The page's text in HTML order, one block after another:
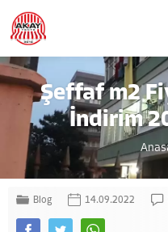
Şeffaf m2
İndirim
Blog 14.09.2022